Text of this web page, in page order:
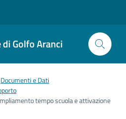
di Golfo Aranci
Documenti e Dati
tempo scuola e attivazione